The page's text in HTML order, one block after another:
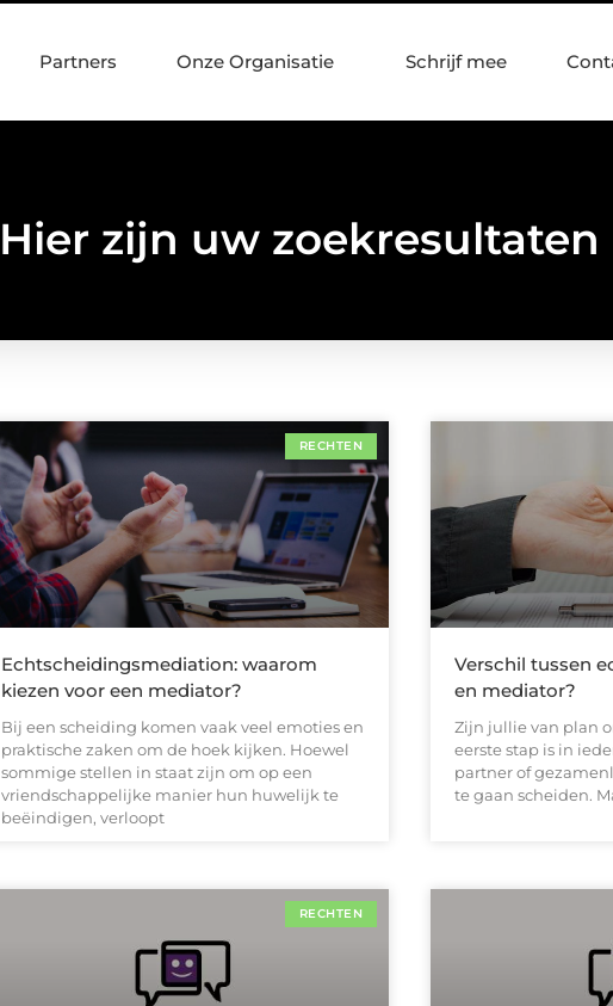
Partners Onze Organisatie Schrijf mee
Hier zijn uw zoekresultaten
RECHTEN
Echtscheidingsmediation: waarom
kiezen voor een mediator?
Bij een scheiding komen vaak veel emoties en
praktische zaken om de hoek kijken. Hoewel
sommige stellen in staat zijn om op een
vriendschappelijke manier hun huwelijk te
beëindigen, verloopt
Verschil tussen
en mediator?
Zijn jullie van plan
eerste stap is in
partner of
te gaan scheiden.
RECHTEN